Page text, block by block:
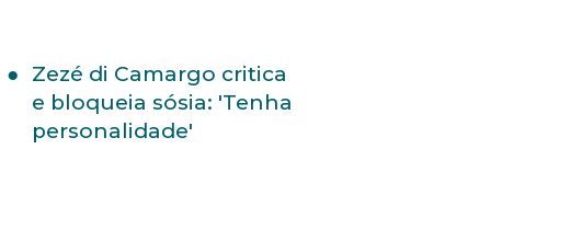
Zezé di Camargo critica
e bloqueia sósia: 'Tenha
personalidade'